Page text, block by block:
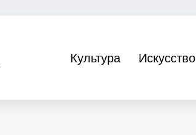
Культура Искусство